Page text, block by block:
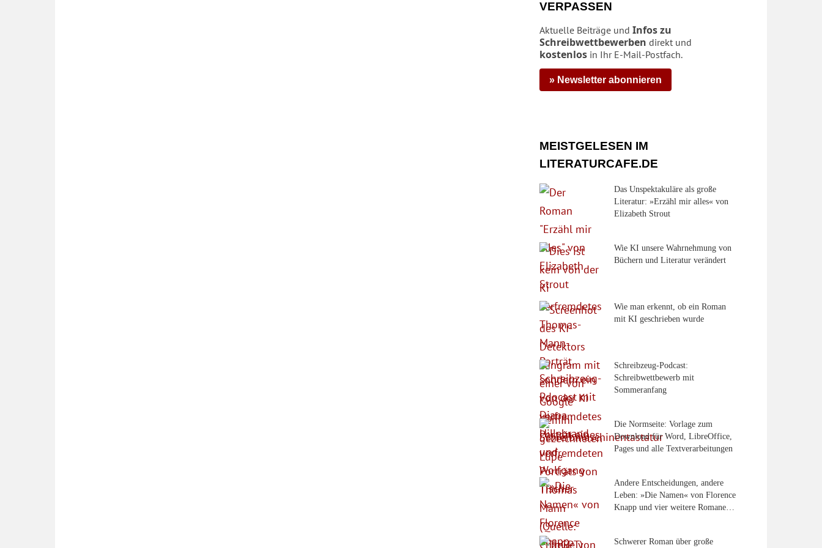
VERPASSEN
Aktuelle Beiträge und Infos zu
Schreibwettbewerben direkt und
kostenlos in Ihr E-Mail-Postfach.
» Newsletter abonnieren
MEISTGELESEN IM
LITERATURCAFE.DE
Das Unspektakuläre als große
Literatur: »Erzähl mir alles« von
Elizabeth Strout
Wie KI unsere Wahrnehmung von
Büchern und Literatur verändert
Wie man erkennt, ob ein Roman
mit KI geschrieben wurde
Schreibzeug-Podcast:
Schreibwettbewerb mit
Sommeranfang
Die Normseite: Vorlage zum
Download für Word, LibreOffice,
Pages und alle Textverarbeitungen
Andere Entscheidungen, andere
Leben: »Die Namen« von Florence
Knapp und vier weitere Romane…
Schwerer Roman über große